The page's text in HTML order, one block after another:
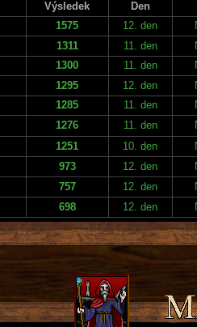
Výsledek
Den
1575 12. den
1311 11. den
1300 11. den
1295 12. den
1285 11. den
1276 11. den
1251 10. den
973 12. den
757 12. den
698 12. den